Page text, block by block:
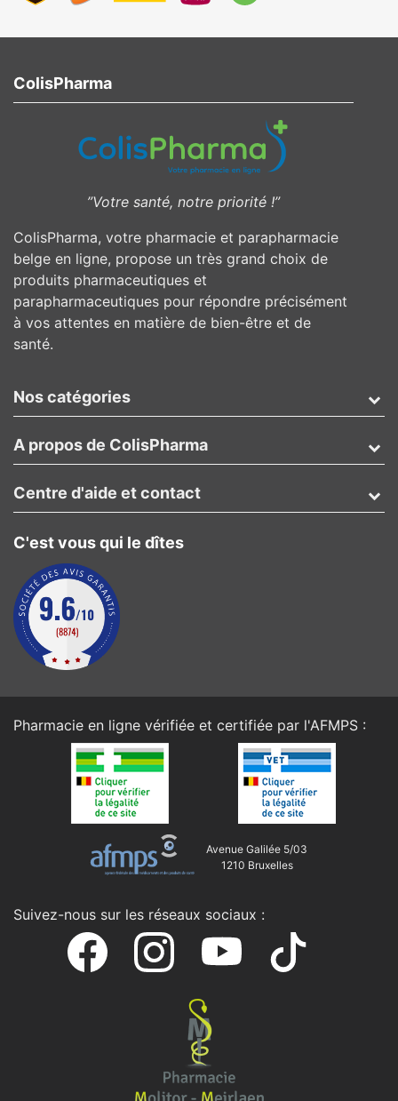
ColisPharma
”Votre santé, notre priorité !”
ColisPharma, votre pharmacie et parapharmacie
belge en ligne, propose un très grand choix de
produits pharmaceutiques et
parapharmaceutiques pour répondre précisément
à vos attentes en matière de bien-être et de
santé.
Nos catégories
A propos de ColisPharma
C'est vous qui le dîtes
Centre d'aide et contact
Pharmacie en ligne vérifiée et certifiée par l'AFMPS :
Avenue Galilée 5/03
1210 Bruxelles
Suivez-nous sur les réseaux sociaux :